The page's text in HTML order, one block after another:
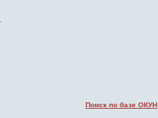
Поиск по базе ОКУН